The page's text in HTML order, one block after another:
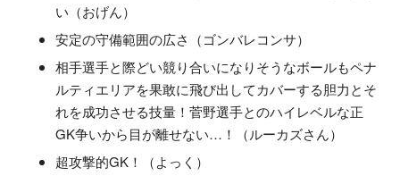
い（おげん）
安定の守備範囲の広さ（ゴンバレコンサ）
相手選手と際どい競り合いになりそうなボールもペナ
ルティエリアを果敢に飛び出してカバーする胆力とそ
れを成功させる技量！菅野選手とのハイレベルな正
GK争いから目が離せない…！（ルーカズさん）
超攻撃的GK！（よっく）